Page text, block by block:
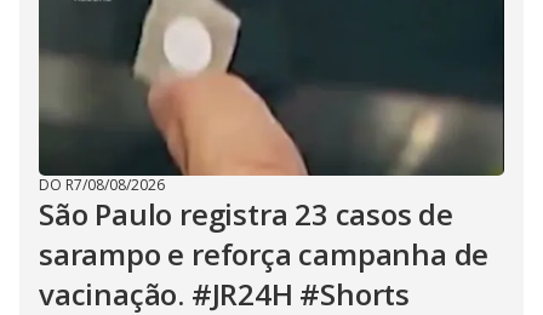
DO R7/08/08/2026
São Paulo registra 23 casos de
sarampo e reforça campanha de
vacinação. #JR24H #Shorts